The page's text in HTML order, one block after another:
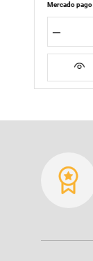
Mercado pago
－